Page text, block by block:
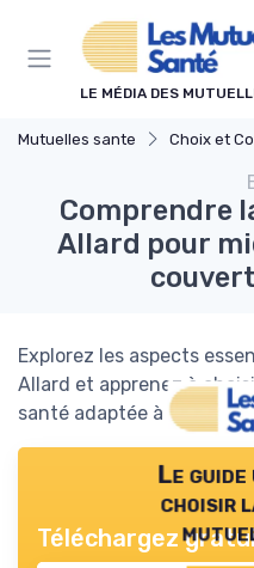
LE MÉDIA DES
Mutuelles sante Choix et
Comprendre
Allard pour
Explorez les aspects
Allard et apprenez à
santé adaptée à vos
Le
choisir
Téléchargez